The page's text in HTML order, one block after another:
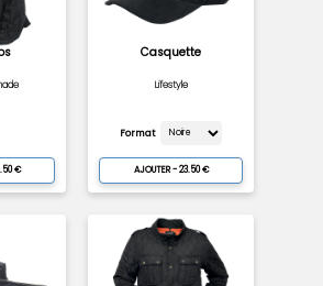
€
Casquette
Lifestyle
Format
AJOUTER - 23.50 €